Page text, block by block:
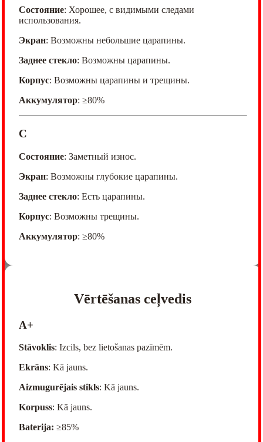
Состояние: Хорошее, с видимыми следами
использования.
Экран: Возможны небольшие царапины.
Заднее стекло: Возможны царапины.
Корпус: Возможны царапины и трещины.
Аккумулятор: ≥80%
C
Состояние: Заметный износ.
Экран: Возможны глубокие царапины.
Заднее стекло: Есть царапины.
Корпус: Возможны трещины.
Аккумулятор: ≥80%
Vērtēšanas ceļvedis
A+
Stāvoklis: Izcils, bez lietošanas pazīmēm.
Ekrāns: Kā jauns.
Aizmugurējais stikls: Kā jauns.
Korpuss: Kā jauns.
Baterija: ≥85%